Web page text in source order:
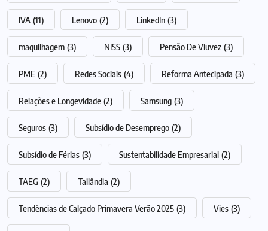
IVA (11) Lenovo (2) LinkedIn (3)
maquilhagem (3) NISS (3) Pensão De Viuvez (3)
PME (2) Redes Sociais (4) Reforma Antecipada (3)
Relações e Longevidade (2) Samsung (3)
Seguros (3) Subsídio de Desemprego (2)
Subsídio de Férias (3) Sustentabilidade Empresarial (2)
TAEG (2) Tailândia (2)
Tendências de Calçado Primavera Verão 2025 (3) Vies (3)